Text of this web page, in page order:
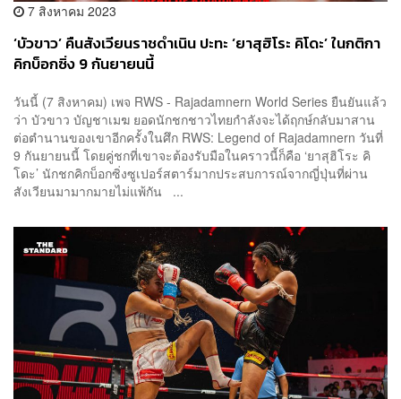
7 สิงหาคม 2023
‘บัวขาว’ คืนสังเวียนราชดำเนิน ปะทะ ‘ยาสุฮิโระ คิโดะ’ ในกติกา
คิกบ็อกซิ่ง 9 กันยายนนี้
วันนี้ (7 สิงหาคม) เพจ RWS - Rajadamnern World Series ยืนยันแล้ว
ว่า บัวขาว บัญชาเมฆ ยอดนักชกชาวไทยกำลังจะได้ฤกษ์กลับมาสาน
ต่อตำนานของเขาอีกครั้งในศึก RWS: Legend of Rajadamnern วันที่
9 กันยายนนี้ โดยคู่ชกที่เขาจะต้องรับมือในคราวนี้ก็คือ ‘ยาสุฮิโระ คิ
โดะ’ นักชกคิกบ็อกซิ่งซูเปอร์สตาร์มากประสบการณ์จากญี่ปุ่นที่ผ่าน
สังเวียนมามากมายไม่แพ้กัน ...